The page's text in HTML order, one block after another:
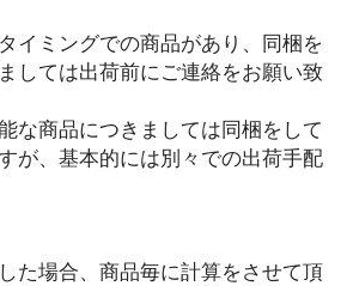
イミングでの商品があり、同梱を
しては出荷前にご連絡をお願い致
な商品につきましては同梱をして
が、基本的には別々での出荷手配
た場合、商品毎に計算をさせて頂